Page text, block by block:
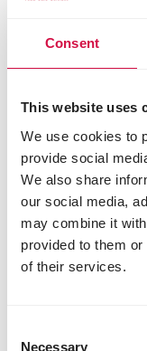
Consent
This website uses
We use cookies to
provide social
We also share
our social media,
may combine it
provided to them
of their services.
Necessary